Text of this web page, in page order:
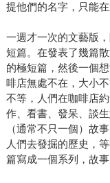
提他們的名字，只能在
一週才一次的文藝版
短篇。在發表了幾篇
的極短篇，然後一個
啡店無處不在，大小
不等，人們在咖啡店
作、看書、發呆、談
（通常不只一個）故
人們去發掘的歷史，
篇寫成一個系列，故